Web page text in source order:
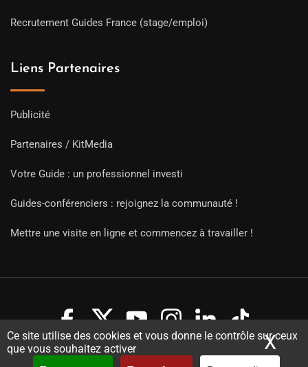
Ce site utilise des cookies et vous donne le contrôle sur ceux
que vous souhaitez activer
X
Recrutement Guides France (stage/emploi)
Liens Partenaires
Publicité
Partenaires / KitMedia
Votre Guide : un professionnel investi
Guides-conférenciers : rejoignez la communauté !
Mettre une visite en ligne et commencez à travailler !
Copyright Guides 2021. Tous droits réservés.
Développement